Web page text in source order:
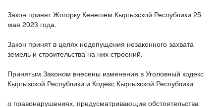
Закон принят Жогорку Кенешем Кыргызской Республики 25
мая 2023 года.
Закон принят в целях недопущения незаконного захвата
земель и строительства на них строений.
Принятым Законом внесены изменения в Уголовный кодекс
Кыргызской Республики и Кодекс Кыргызской Республики
о правонарушениях, предусматривающие обстоятельства